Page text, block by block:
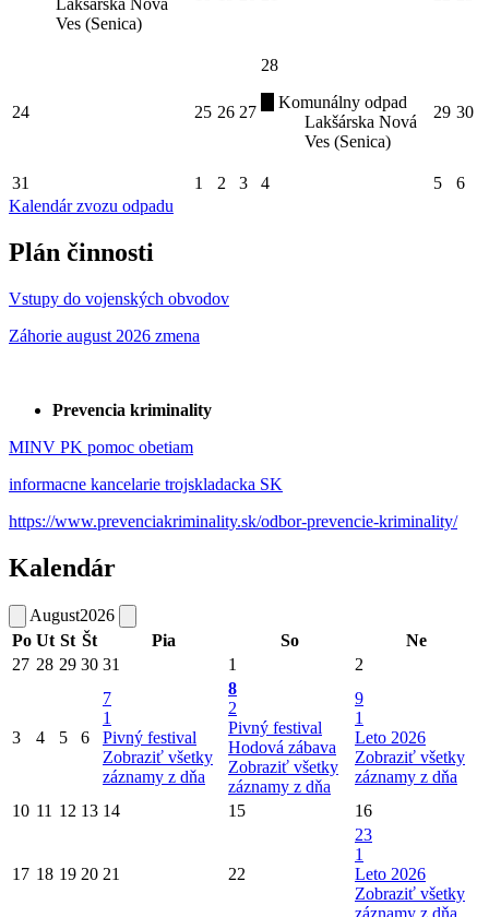
Lakšárska Nová
Ves (Senica)
24 25 26 27
28
Komunálny odpad
Lakšárska Nová
Ves (Senica)
29 30
31 1 2 3 4 5
6
Kalendár zvozu odpadu
Plán činnosti
Vstupy do vojenských obvodov
Záhorie august 2026 zmena
Prevencia kriminality
MINV PK pomoc obetiam
informacne kancelarie trojskladacka SK
https://www.prevenciakriminality.sk/odbor-prevencie-kriminality/
Kalendár
August2026
Po Ut St Št Pia So
Ne
27 28 29 30 31 1 2
3 4 5 6
7
1
Pivný festival
Zobraziť všetky
záznamy z dňa
8
2
Pivný festival
Hodová zábava
Zobraziť všetky
záznamy z dňa
9
1
Leto 2026
Zobraziť všetky
záznamy z dňa
10 11 12 13 14 15 16
17 18 19 20 21 22
23
1
Leto 2026
Zobraziť všetky
záznamy z dňa